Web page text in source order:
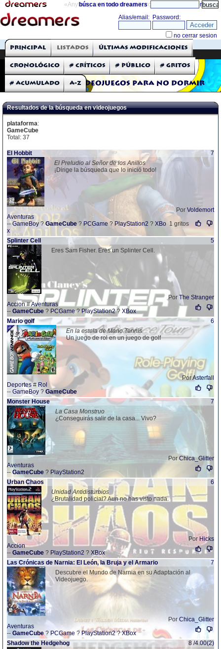
«Anything can happen and it probably will» directorio
búsca en todo dreamers
THE DREAMERS
Críticas: Videojuegos
Videojuegos para no dormir
Principal Listados Últimas modificaciones
Cronológico # Críticos # Público # Gritos
# Acumulado A-Z
Resultados de la búsqueda en videojuegos
plataforma:
GameCube
Total: 37
El Hobbit
7
El Preludio al Señor de los Anillos
¡Dirige la búsqueda que lo inició todo!
Por Voldemort
Aventuras
--GameBoy ?GameCube ?PCGame ? PlayStation2 ? XBo
x
1 gritos
Splinter Cell
5
Eres Sam Fisher. Eres un Splinter Cell.
Por The Stranger
Accion#Aventuras
-- GameCube ? PCGame? PlayStation2? XBox
Mario golf
6
En la estela de Mario Tennis
Un juego de rol en un juego de golf
PorAsterfall
Deportes# Rol
-- GameBoy ? GameCube
Monster House
7
La Casa Monstruo
¿Conseguirás salir de la casa... Vivo?
Por Chica_Glitter
Aventuras
-- GameCube ? PlayStation2
Urban Chaos
6
Unidad Antidisturbios
¿Brutalidad policial? Aun no has visto nada.
Por Hicks
Accion
-- GameCube ? PlayStation2 ? XBox
Las Crónicas de Narnia: El León, la Bruja y el Armario
7
Descubre el Mundo de Narnia en su Adaptación al
Videojuego.
Por Chica_Glitter
Aventuras
-- GameCube? PCGame ? PlayStation2?XBox
Shadow the Hedgehog
8 /4.00(2)